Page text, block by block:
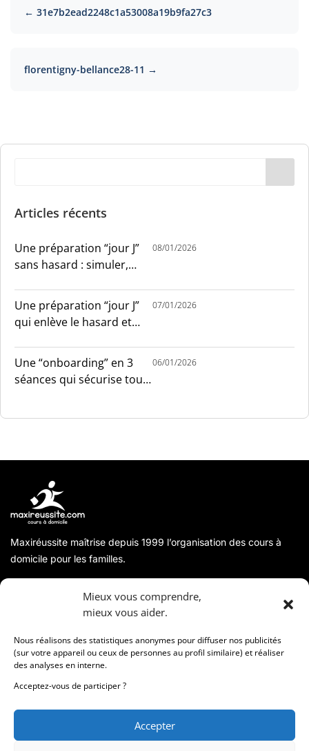
Mieux vous comprendre,
mieux vous aider.
Nous réalisons des statistiques anonymes pour diffuser nos publicités
(sur votre appareil ou ceux de personnes au profil similaire) et réaliser
des analyses en interne.
Acceptez-vous de participer ?
Accepter
← 31e7b2ead2248c1a53008a19b9fa27c3
florentigny-bellance28-11 →
Articles récents
Une préparation “jour J”
sans hasard : simuler,
08/01/2026
Une préparation “jour J”
qui enlève le hasard et
07/01/2026
Une “onboarding” en 3
séances qui sécurise tout
06/01/2026
Maxiréussite maîtrise depuis 1999 l’organisation des cours à
domicile pour les familles.
Coordonnées